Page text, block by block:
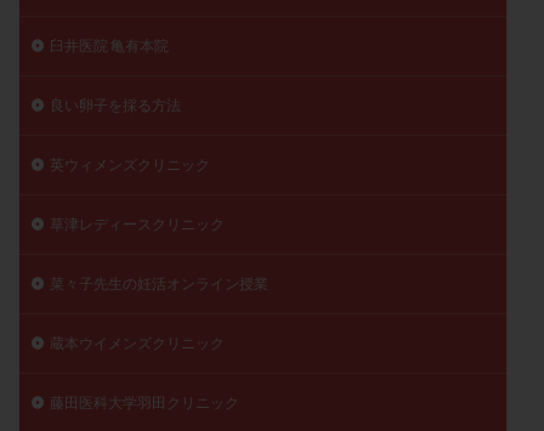
臼井医院 亀有本院
良い卵子を採る方法
英ウィメンズクリニック
草津レディースクリニック
菜々子先生の妊活オンライン授業
蔵本ウイメンズクリニック
藤田医科大学羽田クリニック